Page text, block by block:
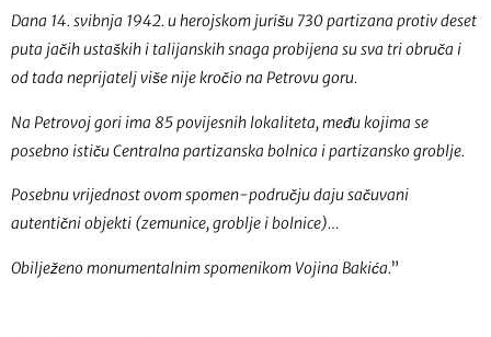
Dana 14. svibnja 1942. u herojskom jurišu 730 partizana protiv deset
puta jačih ustaških i talijanskih snaga probijena su sva tri obruča i
od tada neprijatelj više nije kročio na Petrovu goru.
Na Petrovoj gori ima 85 povijesnih lokaliteta, među kojima se
posebno ističu Centralna partizanska bolnica i partizansko groblje.
Posebnu vrijednost ovom spomen-području daju sačuvani
autentični objekti (zemunice, groblje i bolnice)…
Obilježeno monumentalnim spomenikom Vojina Bakića.”